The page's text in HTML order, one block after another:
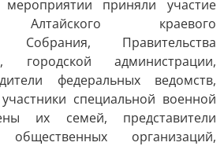
приняли участие
Алтайского краевого
Собрания, Правительства
городской администрации,
федеральных ведомств,
специальной военной
их семей, представители
организаций,